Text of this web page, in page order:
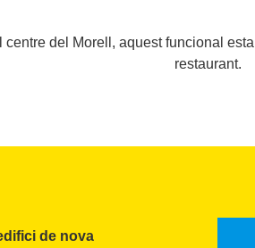
del Morell, aquest funcional
restaurant.
de nova